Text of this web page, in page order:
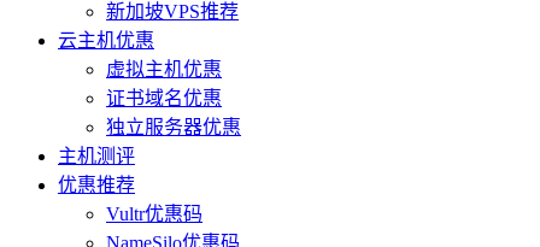
新加坡VPS推荐
云主机优惠
虚拟主机优惠
证书域名优惠
独立服务器优惠
主机测评
优惠推荐
Vultr优惠码
NameSilo优惠码